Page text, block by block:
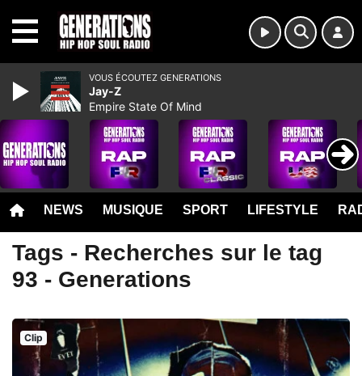
NEWS MUSIQUE SPORT LIFESTYLE
Tags - Recherches sur le tag
93 - Generations
Clip
VOUS ÉCOUTEZ GENERATIONS
Jay-Z
Empire State Of Mind